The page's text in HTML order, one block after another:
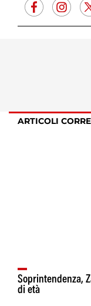
ARTICOLI
Soprintendenza,
di età